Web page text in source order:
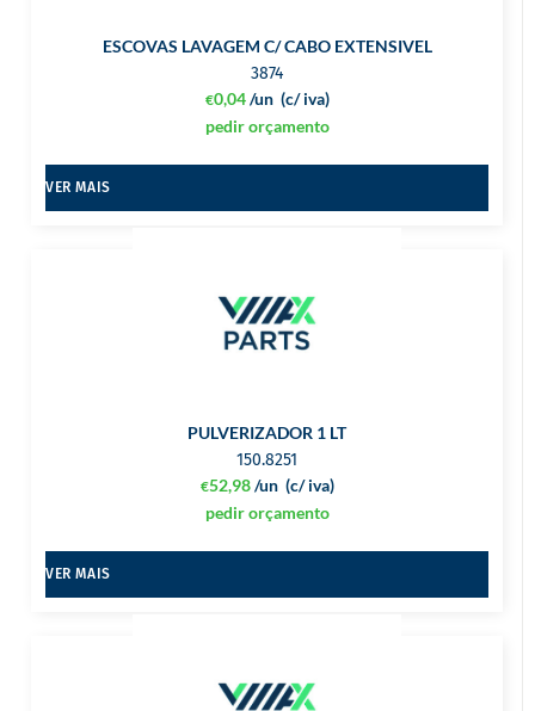
ESCOVAS LAVAGEM C/ CABO EXTENSIVEL
3874
€0,04 (c/ iva)
/un
pedir orçamento
VER MAIS
PULVERIZADOR 1 LT
150.8251
€52,98 (c/ iva)
/un
pedir orçamento
VER MAIS